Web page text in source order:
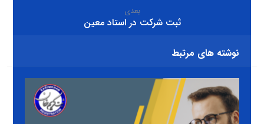
بعدی
ثبت شرکت در استاد معین
نوشته های مرتبط